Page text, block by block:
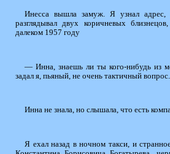
Инесса вышла замуж. Я узнал
разглядывал двух коричневых
далеком 1957 году
— Инна, знаешь ли ты кого-нибудь из
задал я, пьяный, не очень тактичный вопрос.
Инна не знала, но слышала, что есть
Я ехал назад в ночном такси, и